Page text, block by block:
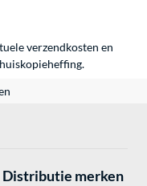
verzendkosten en
Distributie merken